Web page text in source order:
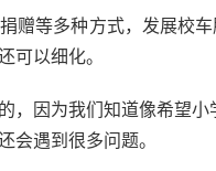
等多种方式，发展校车
可以细化。
因为我们知道像希望小
会遇到很多问题。